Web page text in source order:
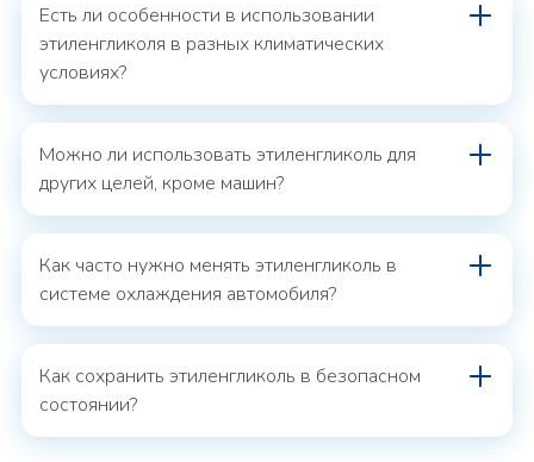
Есть ли особенности в использовании
этиленгликоля в разных климатических
условиях?
Можно ли использовать этиленгликоль для
других целей, кроме машин?
Как часто нужно менять этиленгликоль в
системе охлаждения автомобиля?
Как сохранить этиленгликоль в безопасном
состоянии?